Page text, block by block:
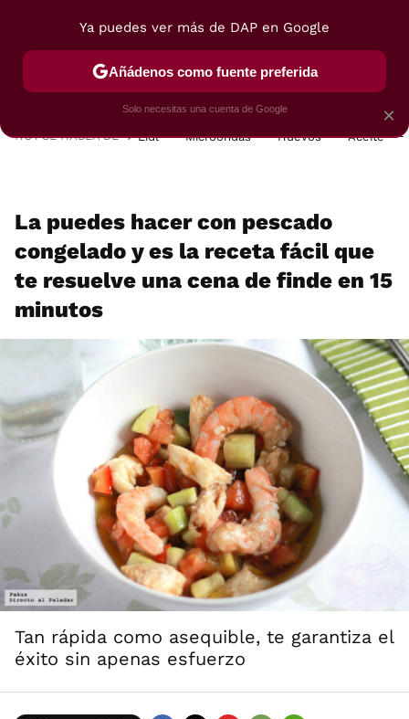
POSTRES VIAJES SELECCIÓN VEGUI
HOY SE HABLA DE Lidl Microondas Huevos Aceite
La puedes hacer con pescado
congelado y es la receta fácil que
te resuelve una cena de finde en 15
minutos
Tan rápida como asequible, te garantiza el
éxito sin apenas esfuerzo
×
Ya puedes ver más de DAP en Google
Añádenos como fuente preferida
Solo necesitas una cuenta de Google